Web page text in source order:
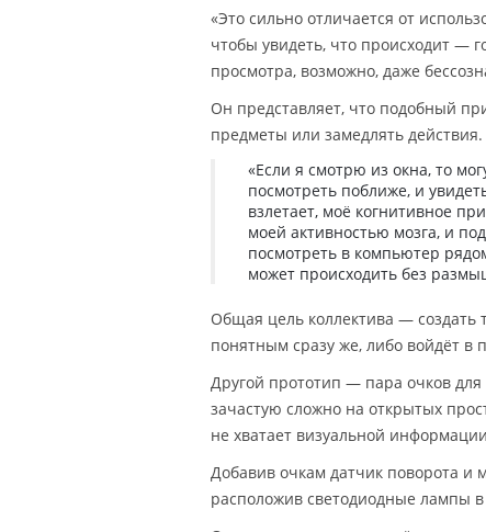
«Это сильно отличается от
чтобы увидеть, что происходит —
просмотра, возможно, даже
Он представляет, что подобный
предметы или замедлять действия.
«Если я смотрю из окна, то
посмотреть поближе, и
взлетает, моё когнитивное
моей активностью мозга, и
посмотреть в компьютер
может происходить без
Общая цель коллектива — создать
понятным сразу же, либо войдёт в
Другой прототип — пара очков
зачастую сложно на открытых
не хватает визуальной
Добавив очкам датчик поворота и
расположив светодиодные лампы